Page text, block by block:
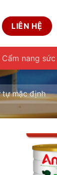
LIÊN HỆ
Cẩm nang